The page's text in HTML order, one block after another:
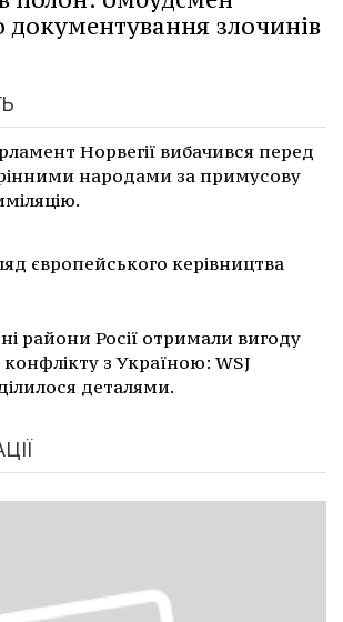
документування злочинів
Норвегії вибачився перед
народами за примусову
європейського керівництва
райони Росії отримали вигоду
конфлікту з Україною: WSJ
деталями.